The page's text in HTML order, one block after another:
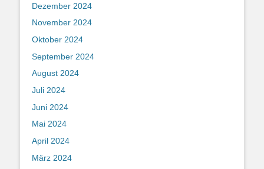
Dezember 2024
November 2024
Oktober 2024
September 2024
August 2024
Juli 2024
Juni 2024
Mai 2024
April 2024
März 2024